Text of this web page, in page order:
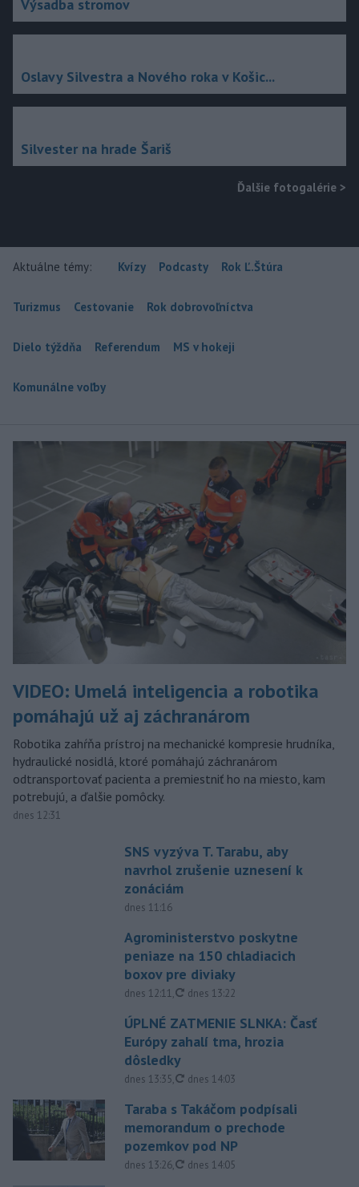
Výsadba stromov
Oslavy Silvestra a Nového roka v Košic...
Silvester na hrade Šariš
Ďalšie fotogalérie >
Aktuálne témy: Kvízy Podcasty Rok Ľ.Štúra
Turizmus Cestovanie Rok dobrovoľníctva
Dielo týždňa Referendum MS v hokeji
Komunálne voľby
VIDEO: Umelá inteligencia a robotika
pomáhajú už aj záchranárom
Robotika zahŕňa prístroj na mechanické kompresie hrudníka,
hydraulické nosidlá, ktoré pomáhajú záchranárom
odtransportovať pacienta a premiestniť ho na miesto, kam
potrebujú, a ďalšie pomôcky.
dnes 12:31
SNS vyzýva T. Tarabu, aby
navrhol zrušenie uznesení k
zonáciám
dnes 11:16
Agroministerstvo poskytne
peniaze na 150 chladiacich
boxov pre diviaky
dnes 12:11, aktualizované
dnes 13:22
ÚPLNÉ ZATMENIE SLNKA: Časť
Európy zahalí tma, hrozia
dôsledky
dnes 13:35, aktualizované
dnes 14:03
Taraba s Takáčom podpísali
memorandum o prechode
pozemkov pod NP
dnes 13:26, aktualizované
dnes 14:05